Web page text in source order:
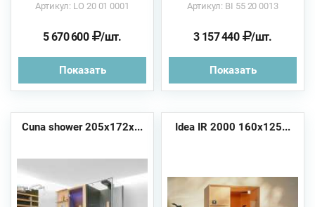
Артикул: LO 20 01 0001
5 670 600 /шт.
Показать
Артикул: BI 55 20 0013
3 157 440 /шт.
Показать
Cuna shower 205x172x... Idea IR 2000 160x125...